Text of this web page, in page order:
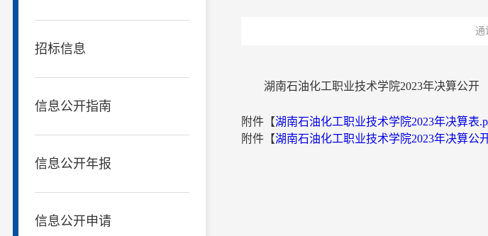
招标信息
信息公开指南
信息公开年报
信息公开申请
通
湖南石油化工职业技术学院2023年决算公开
附件【湖南石油化工职业技术学院2023年决算表
附件【湖南石油化工职业技术学院2023年决算公